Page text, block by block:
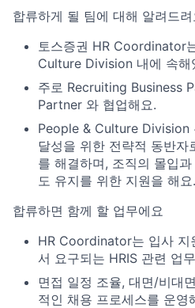
합류하게 될 팀에 대해 알려드려
토스증권 HR Coordinator
Culture Division 내에 속해
주로 Recruiting Business
Partner 와 협업해요.
People & Culture Division
달성을 위한 전략적 동반자
를 해결하며, 조직의 몰입
도 유지를 위한 지원을 해요.
합류하면 함께 할 업무에요
HR Coordinator는 입사 지
서 요구되는 HRIS 관련 업
면접 일정 조율, 대면/비대
적인 채용 프로세스를 운영